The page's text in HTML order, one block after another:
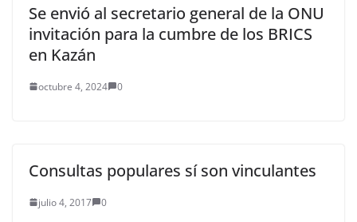
Se envió al secretario general de la ONU
invitación para la cumbre de los BRICS
en Kazán
octubre 4, 2024 0
Consultas populares sí son vinculantes
julio 4, 2017 0